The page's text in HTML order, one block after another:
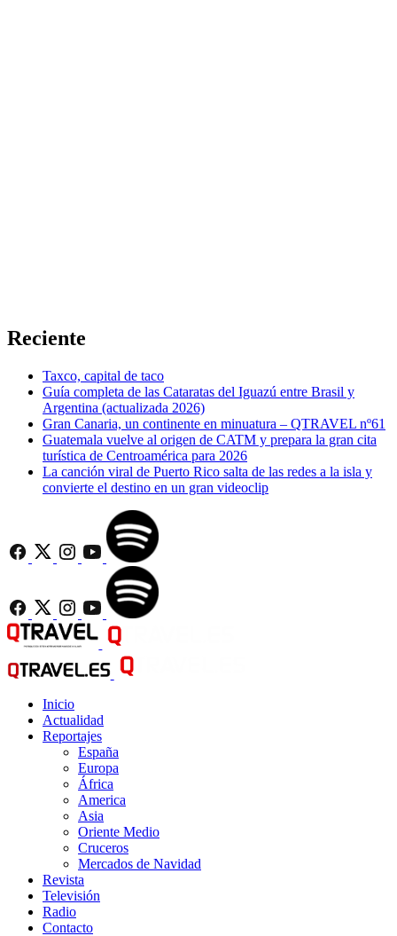
Reciente
Taxco, capital de taco
Guía completa de las Cataratas del Iguazú entre Brasil y
Argentina (actualizada 2026)
Gran Canaria, un continente en minuatura – QTRAVEL nº61
Guatemala vuelve al origen de CATM y prepara la gran cita
turística de Centroamérica para 2026
La canción viral de Puerto Rico salta de las redes a la isla y
convierte el destino en un gran videoclip
Inicio
Actualidad
Reportajes
España
Europa
África
America
Asia
Oriente Medio
Cruceros
Mercados de Navidad
Revista
Televisión
Radio
Contacto